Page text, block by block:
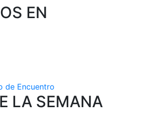
EN
de Encuentro
LA SEMANA